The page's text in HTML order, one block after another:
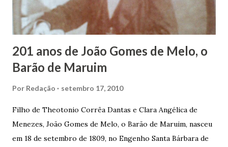
que trabalhar copiosamente fora de seu horário normal em
trocas de gorjetas que c...
201 anos de João Gomes de Melo, o
Barão de Maruim
Por Redação setembro 17, 2010
Filho de Theotonio Corrêa Dantas e Clara Angélica de
Menezes, João Gomes de Melo, o Barão de Maruim, nasceu
em 18 de setembro de 1809, no Engenho Santa Bárbara de